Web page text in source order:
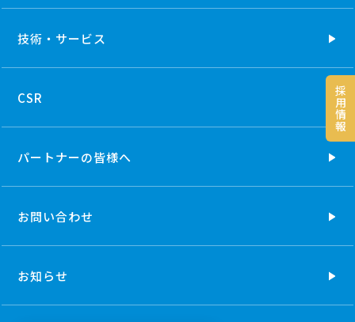
採
用
情
報
技術・ サービス
CSR
パートナーの皆様へ
お問い合わせ
お知らせ